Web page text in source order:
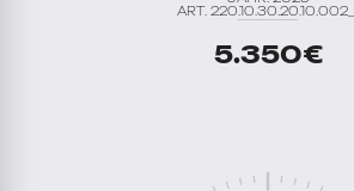
ART. 220.10.30.20.10.002_1
5.350€